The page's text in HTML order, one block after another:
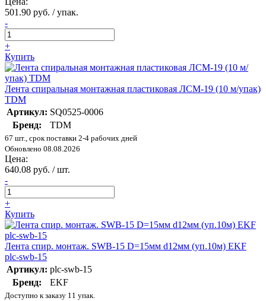
501.90 руб. / упак.
-
+
Купить
Лента спиральная монтажная пластиковая ЛСМ-19 (10 м/упак)
TDM
Артикул: SQ0525-0006
Бренд:
TDM
67 шт., срок поставки 2-4 рабочих дней
Обновлено 08.08.2026
Цена:
640.08 руб. / шт.
-
+
Купить
Лента спир. монтаж. SWB-15 D=15мм d12мм (уп.10м) EKF
plc-swb-15
Артикул: plc-swb-15
Бренд:
EKF
Доступно к заказу 11 упак.